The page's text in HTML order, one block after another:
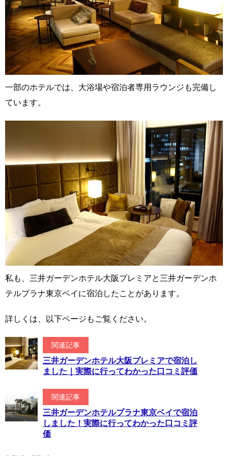
一部のホテルでは、大浴場や宿泊者専用ラウンジも完備し
ています。
私も、三井ガーデンホテル大阪プレミアと三井ガーデンホ
テルプラナ東京ベイに宿泊したことがあります。
詳しくは、以下ページもご覧ください。
関連記事
三井ガーデンホテル大阪プレミアで宿泊し
ました｜実際に行ってわかった口コミ評価
関連記事
三井ガーデンホテルプラナ東京ベイで宿泊
しました！実際に行ってわかった口コミ評
価